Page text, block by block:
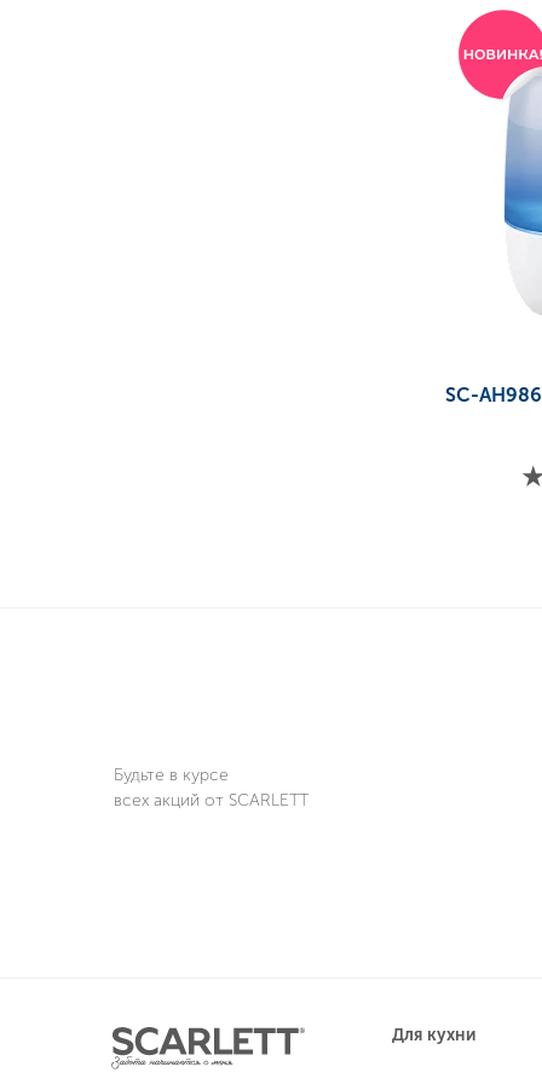
SC-
Будьте в курсе
всех акций от SCARLETT
Для кухни